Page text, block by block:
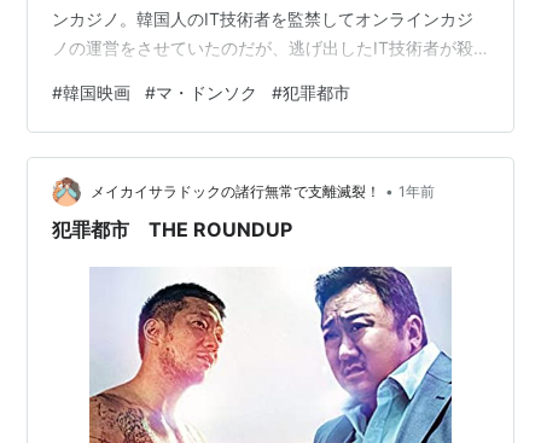
ンカジノ。韓国人のIT技術者を監禁してオンラインカジ
ノの運営をさせていたのだが、逃げ出したIT技術者が殺
ト刑事が捜査に乗り出す。オンラインカジノの大元はIT
の天才と呼ばれていたチャン・ドンチョルで、元傭兵の
ペク・チャンギにフィリピンでの運営を任せていた。だ
が、自分を利用するだけで約束を守ろうとしないドンチ
ョルに落とし前をつけるために、チャンギは韓国へと帰
#韓国映画 #マ・ドンソク #犯罪都市
メイカイサラドックの諸行無常で支離滅裂！ • 1年前
犯罪都市 THE ROUNDUP